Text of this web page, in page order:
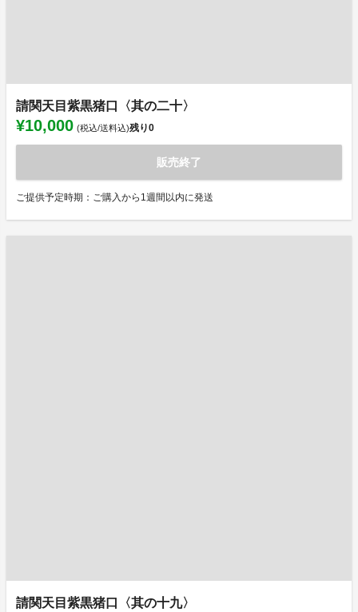
請関天目紫黒猪口〈其の二十〉
¥10,000 (税込/送料込)残り0
販売終了
ご提供予定時期：ご購入から1週間以内に発送
請関天目紫黒猪口〈其の十九〉